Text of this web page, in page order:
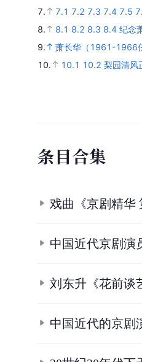
7.
7.1 7.2 7.3 7.4 7.5
8.
8.1 8.2 8.3 8.4 纪念
9.
萧长华（1961-1966
10.
10.1 10.2 梨园清风
条目合集
戏曲《京剧精华
中国近代京剧演
刘东升《花前谈
中国近代的京剧